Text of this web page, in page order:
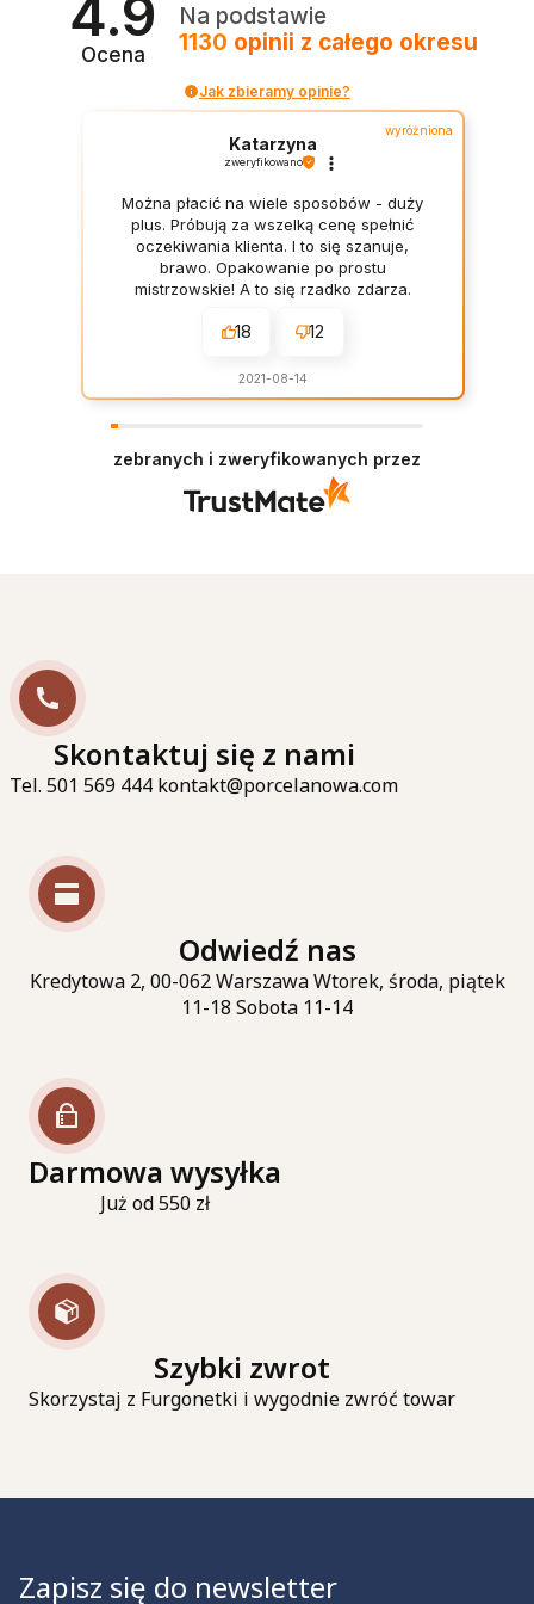
jednocześnie bardzo wytrzymała. To właśnie z
porcelany Bone China powstawały niezwykłe
filiżanki i figurki najbardziej znanych i cenionych
fabryk porcelany - Wegdwood, Royal Doulton,
Royal Albert
4.9
Ocena
Na podstawie
1130 opinii z całego okresu
Jak zbieramy opinie?
wyróżniona
Katarzyna
zweryfikowano
Można płacić na wiele sposobów - duży
plus. Próbują za wszelką cenę spełnić
oczekiwania klienta. I to się szanuje,
brawo. Opakowanie po prostu
mistrzowskie! A to się rzadko zdarza.
ustaleniami. Polecam. W końcu sklep,
konkretnie.
18 12
2021-08-14
zebranych i zweryfikowanych przez
Skontaktuj się z nami
Tel. 501 569 444 kontakt@porcelanowa.com
Odwiedź nas
Kredytowa 2, 00-062 Warszawa Wtorek, środa, piątek
11-18 Sobota 11-14
Darmowa wysyłka
Już od 550 zł
Szybki zwrot
Skorzystaj z Furgonetki i wygodnie zwróć towar
Zapisz się do newsletter